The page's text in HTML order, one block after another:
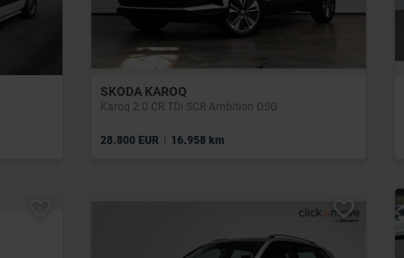
SKODA KAROQ
Karoq 2.0 CR TDi SCR Ambition DSG
28.800 EUR | 16.958 km